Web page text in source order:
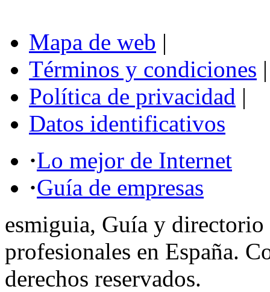
Mapa de web |
Términos y condiciones |
Política de privacidad |
Datos identificativos
·Lo mejor de Internet
·Guía de empresas
esmiguia, Guía y directorio
profesionales en España.
derechos reservados.